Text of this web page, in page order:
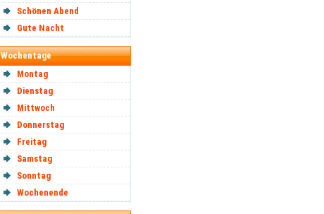
Schönen Abend
Gute Nacht
Wochentage
Montag
Dienstag
Mittwoch
Donnerstag
Freitag
Samstag
Sonntag
Wochenende